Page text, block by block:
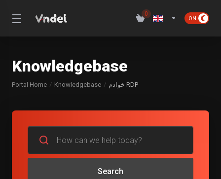
0
Knowledgebase
Portal Home Knowledgebase خوادم RDP
Search